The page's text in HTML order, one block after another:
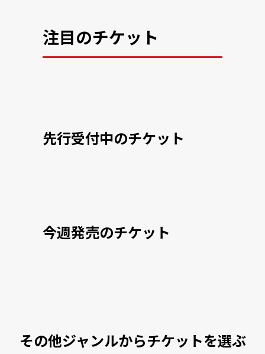
注目のチケット
先行受付中のチケット
今週発売のチケット
その他ジャンルからチケットを選ぶ